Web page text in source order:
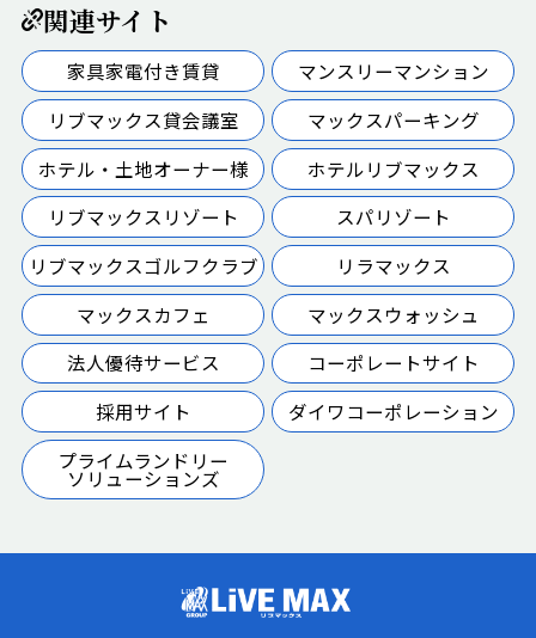
関連サイト
家具家電付き賃貸
マンスリーマンション
リブマックス貸会議室
マックスパーキング
ホテル・土地オーナー様
ホテルリブマックス
リブマックスリゾート
スパリゾート
リブマックスゴルフクラブ
リラマックス
マックスカフェ
マックスウォッシュ
法人優待サービス
コーポレートサイト
採用サイト
ダイワコーポレーション
プライムランドリー
ソリューションズ